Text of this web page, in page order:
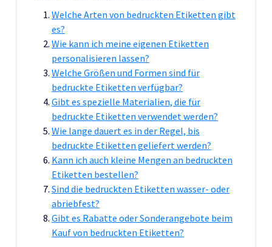
Welche Arten von bedruckten Etiketten gibt
es?
Wie kann ich meine eigenen Etiketten
personalisieren lassen?
Welche Größen und Formen sind für
bedruckte Etiketten verfügbar?
Gibt es spezielle Materialien, die für
bedruckte Etiketten verwendet werden?
Wie lange dauert es in der Regel, bis
bedruckte Etiketten geliefert werden?
Kann ich auch kleine Mengen an bedruckten
Etiketten bestellen?
Sind die bedruckten Etiketten wasser- oder
abriebfest?
Gibt es Rabatte oder Sonderangebote beim
Kauf von bedruckten Etiketten?